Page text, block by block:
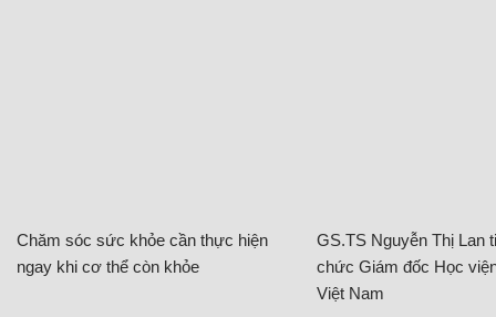
Chăm sóc sức khỏe cần thực hiện
ngay khi cơ thể còn khỏe
GS.TS Nguyễn Thị Lan
chức Giám đốc Học
Việt Nam